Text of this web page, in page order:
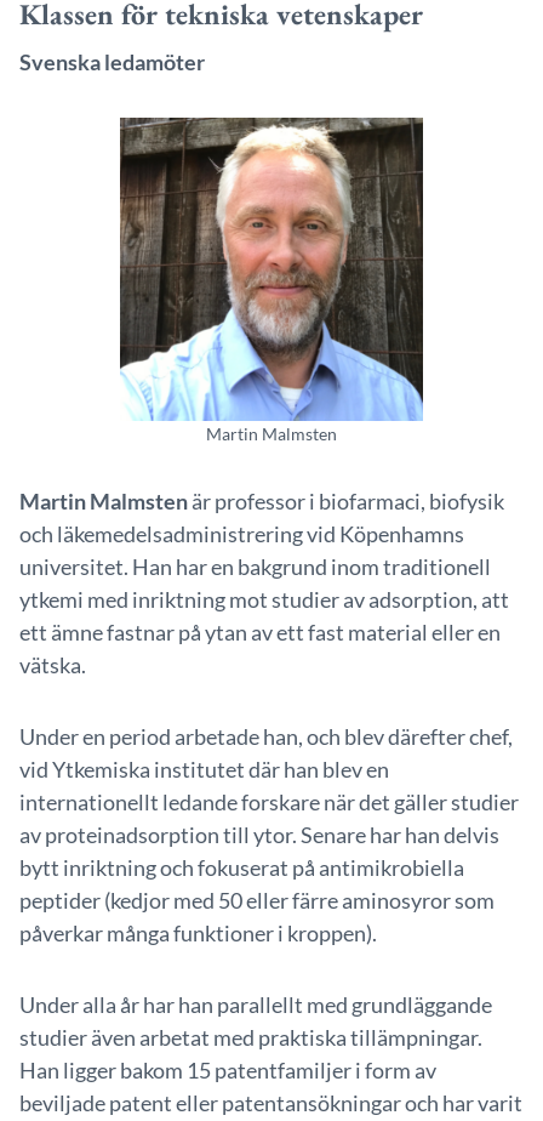
Klassen för tekniska vetenskaper
Svenska ledamöter
Martin Malmsten
Martin Malmstenär professor i biofarmaci, biofysik
och läkemedelsadministrering vid Köpenhamns
universitet. Han har en bakgrund inom traditionell
ytkemi med inriktning mot studier av adsorption, att
ett ämne fastnar på ytan av ett fast material eller en
vätska.
Under en period arbetade han, och blev därefter chef,
vid Ytkemiska institutet där han blev en
internationellt ledande forskare när det gäller studier
av proteinadsorption till ytor. Senare har han delvis
bytt inriktning och fokuserat på antimikrobiella
peptider (kedjor med 50 eller färre aminosyror som
påverkar många funktioner i kroppen).
Under alla år har han parallellt med grundläggande
studier även arbetat med praktiska tillämpningar.
Han ligger bakom 15 patentfamiljer i form av
beviljade patent eller patentansökningar och har varit